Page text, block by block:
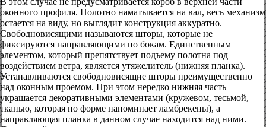
оконного профиля. Полотно наматывается на вал, весь механизм
остается на виду, но выглядит конструкция аккуратно.
Свободновисящими называются шторы, которые не
фиксируются направляющими по бокам. Единственным
элементом, который препятствует подъему полотна под
воздействием ветра, является утяжелитель (нижняя планка).
Устанавливаются свободновисящие шторы преимущественно
над оконным проемом. При этом нередко нижняя часть
украшается декоративными элементами (кружевом, тесьмой,
тканью, которая по форме напоминает ламбрекены), а
направляющая планка в данном случае находится над ними.